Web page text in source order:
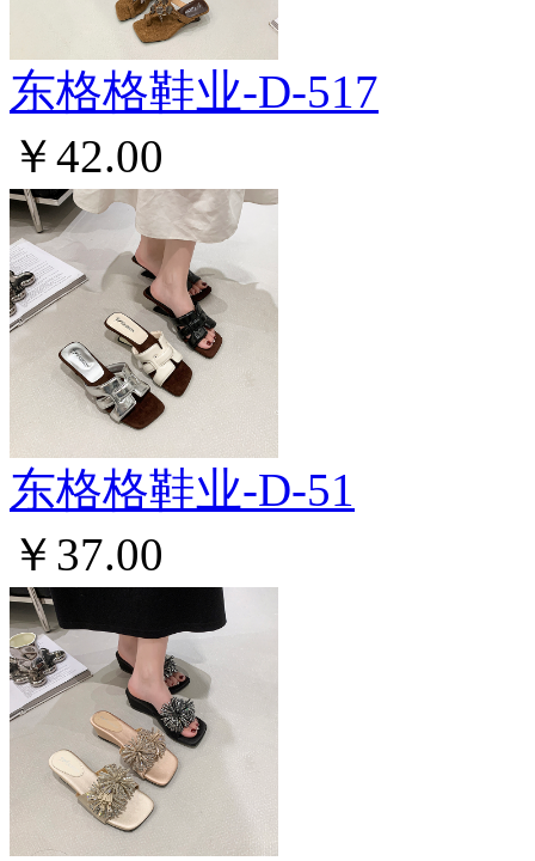
东格格鞋业-D-517
￥42.00
东格格鞋业-D-51
￥37.00